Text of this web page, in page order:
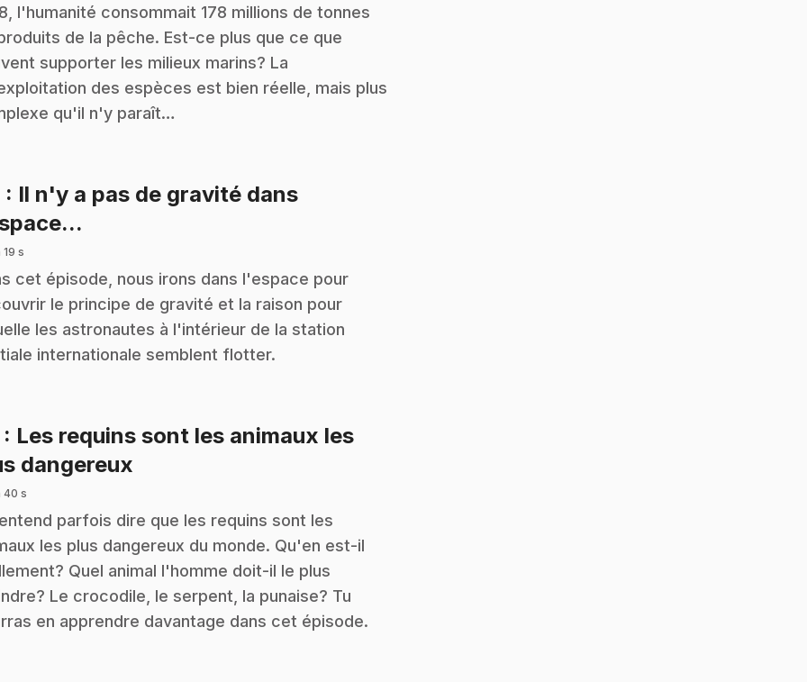
l'humanité consommait 178 millions de tonnes
de la pêche. Est-ce plus que ce que
supporter les milieux marins? La
des espèces est bien réelle, mais plus
qu'il n'y paraît…
: Il n'y a pas de gravité dans
19 s
cet épisode, nous irons dans l'espace pour
le principe de gravité et la raison pour
les astronautes à l'intérieur de la station
internationale semblent flotter.
: Les requins sont les animaux les
dangereux
40 s
parfois dire que les requins sont les
les plus dangereux du monde. Qu'en est-il
Quel animal l'homme doit-il le plus
Le crocodile, le serpent, la punaise? Tu
en apprendre davantage dans cet épisode.